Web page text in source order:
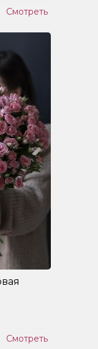
Смотреть
Смотреть